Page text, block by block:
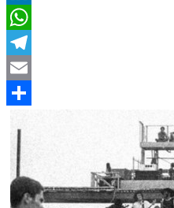
LinkedIn
WhatsApp
Telegram
Email